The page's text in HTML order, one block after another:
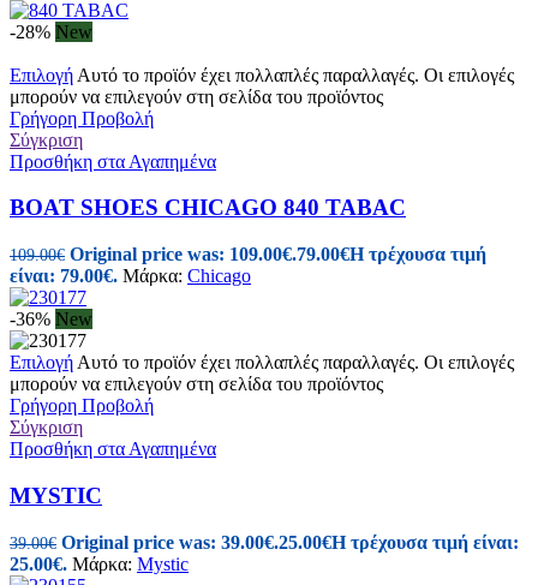
-28% New
Επιλογή Αυτό το προϊόν έχει πολλαπλές παραλλαγές. Οι επιλογές
μπορούν να επιλεγούν στη σελίδα του προϊόντος
Γρήγορη Προβολή
Σύγκριση
Προσθήκη στα Αγαπημένα
BOAT SHOES CHICAGO 840 TABAC
109.00€ Original price was: 109.00€.79.00€Η τρέχουσα τιμή
είναι: 79.00€. Μάρκα: Chicago
-36% New
Επιλογή Αυτό το προϊόν έχει πολλαπλές παραλλαγές. Οι επιλογές
μπορούν να επιλεγούν στη σελίδα του προϊόντος
Γρήγορη Προβολή
Σύγκριση
Προσθήκη στα Αγαπημένα
MYSTIC
39.00€ Original price was: 39.00€.25.00€Η τρέχουσα τιμή είναι:
25.00€. Μάρκα: Mystic